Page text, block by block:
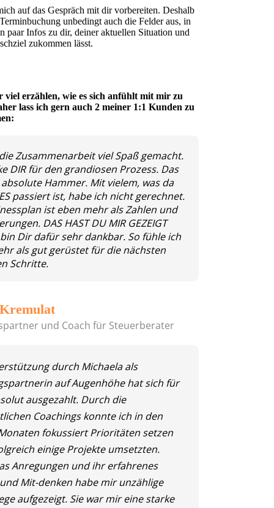
auf das Gespräch mit dir vorbereiten. Deshalb
unbedingt auch die Felder aus, in
paar Infos zu dir, deiner aktuellen Situation und
zukommen lässt.
viel erzählen, wie es sich anfühlt mit mir zu
lass ich gern auch 2 meiner 1:1 Kunden zu
Zusammenarbeit viel Spaß gemacht.
DIR für den grandiosen Prozess. Das
Hammer. Mit vielem, was da
passiert ist, habe ich nicht gerechnet.
ist eben mehr als Zahlen und
DAS HAST DU MIR GEZEIGT
Dir dafür sehr dankbar. So fühle ich
als gut gerüstet für die nächsten
Schritte.
und Coach für Steuerberater
durch Michaela als
auf Augenhöhe hat sich für
ausgezahlt. Durch die
Coachings konnte ich in den
fokussiert Prioritäten setzen
einige Projekte umsetzten.
Anregungen und ihr erfahrenes
Mit-denken habe mir unzählige
aufgezeigt. Sie war mir eine starke